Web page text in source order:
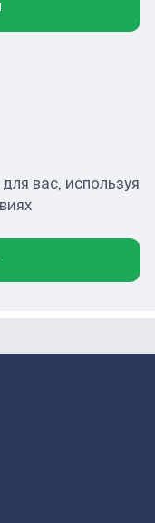
вас, используя